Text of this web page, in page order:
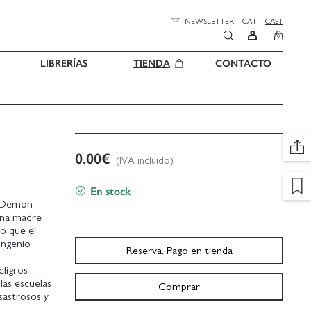
NEWSLETTER CAT CAST
0
LIBRERÍAS TIENDA CONTACTO
madre
que el
escuelas
y
0.00€ (IVA incluido)
En stock
Reserva. Pago en tienda
Comprar